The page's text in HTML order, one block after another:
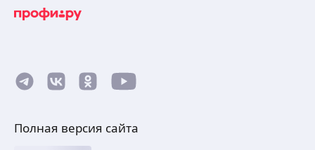
Полная версия сайта